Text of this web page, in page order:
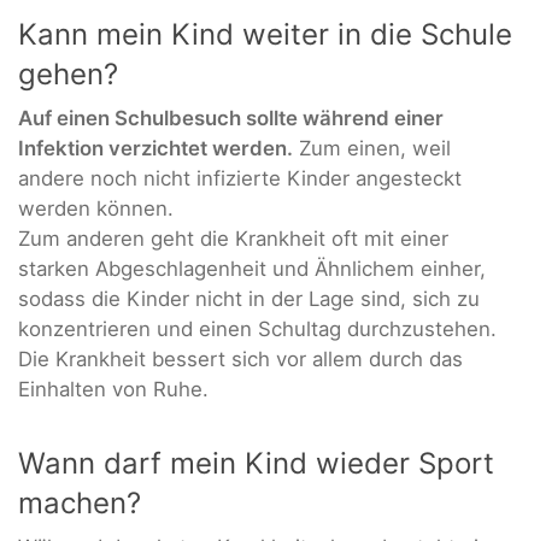
Kann mein Kind weiter in die Schule
gehen?
Auf einen Schulbesuch sollte während einer
Infektion verzichtet werden. Zum einen, weil
andere noch nicht infizierte Kinder angesteckt
werden können.
Zum anderen geht die Krankheit oft mit einer
starken Abgeschlagenheit und Ähnlichem einher,
sodass die Kinder nicht in der Lage sind, sich zu
konzentrieren und einen Schultag durchzustehen.
Die Krankheit bessert sich vor allem durch das
Einhalten von Ruhe.
Wann darf mein Kind wieder Sport
machen?